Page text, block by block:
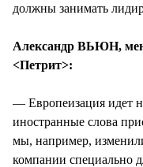
должны занимать
Александр ВЬЮН,
<Петрит>:
— Европеизация идет
иностранные слова
мы, например,
компании специально